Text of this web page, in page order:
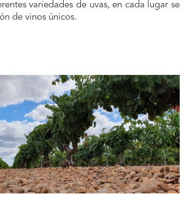
variedades de uvas, en cada lugar se
de vinos únicos.